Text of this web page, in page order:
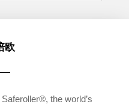
欧
the world’s